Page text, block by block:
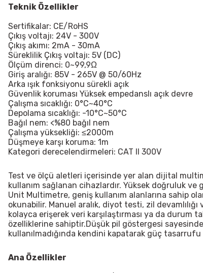
Teknik Özellikler
Sertifikalar: CE/RoHS
Çıkış voltajı: 24V - 300V
Çıkış akımı: 2mA - 30mA
Süreklilik Çıkış voltajı: 5V (DC)
Ölçüm direnci: 0~99,9Ω
Giriş aralığı: 85V - 265V @ 50/60Hz
Arka ışık fonksiyonu sürekli açık
Güvenlik koruması Yüksek empedanslı açık devre
Çalışma sıcaklığı: 0°C~40°C
Depolama sıcaklığı: -10°C~50°C
Bağıl nem: <%80 bağıl nem
Çalışma yüksekliği: ≤2000m
Düşmeye karşı koruma: 1m
Kategori derecelendirmeleri: CAT II 300V
Test ve ölçü aletleri içerisinde yer alan dijital
kullanım sağlanan cihazlardır. Yüksek doğruluk
Unit Multimetre, geniş kullanım alanlarına sahip
okunabilir. Manuel aralık, diyot testi, zil
kolayca erişerek veri karşılaştırması ya da durum
özelliklerine sahiptir.Düşük pil göstergesi
kullanılmadığında kendini kapatarak güç tasarrufu
Ana Özellikler